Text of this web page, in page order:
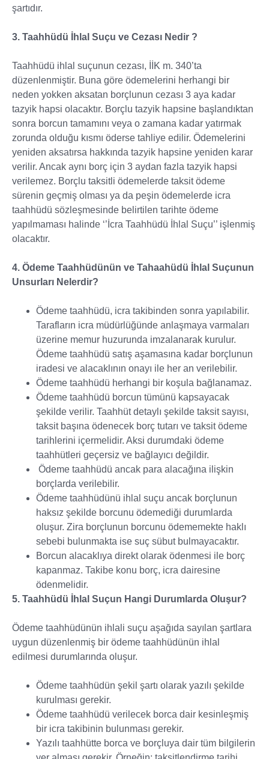
şartıdır.
3. Taahhüdü İhlal Suçu ve Cezası Nedir ?
Taahhüdü ihlal suçunun cezası, İİK m. 340’ta
düzenlenmiştir. Buna göre ödemelerini herhangi bir
neden yokken aksatan borçlunun cezası 3 aya kadar
tazyik hapsi olacaktır. Borçlu tazyik hapsine başlandıktan
sonra borcun tamamını veya o zamana kadar yatırmak
zorunda olduğu kısmı öderse tahliye edilir. Ödemelerini
yeniden aksatırsa hakkında tazyik hapsine yeniden karar
verilir. Ancak aynı borç için 3 aydan fazla tazyik hapsi
verilemez. Borçlu taksitli ödemelerde taksit ödeme
sürenin geçmiş olması ya da peşin ödemelerde icra
taahhüdü sözleşmesinde belirtilen tarihte ödeme
yapılmaması halinde ‘’İcra Taahhüdü İhlal Suçu’’ işlenmiş
olacaktır.
4. Ödeme Taahhüdünün ve Tahaahüdü İhlal Suçunun
Unsurları Nelerdir?
Ödeme taahhüdü, icra takibinden sonra yapılabilir.
Tarafların icra müdürlüğünde anlaşmaya varmaları
üzerine memur huzurunda imzalanarak kurulur.
Ödeme taahhüdü satış aşamasına kadar borçlunun
iradesi ve alacaklının onayı ile her an verilebilir.
Ödeme taahhüdü herhangi bir koşula bağlanamaz.
Ödeme taahhüdü borcun tümünü kapsayacak
şekilde verilir. Taahhüt detaylı şekilde taksit sayısı,
taksit başına ödenecek borç tutarı ve taksit ödeme
tarihlerini içermelidir. Aksi durumdaki ödeme
taahhütleri geçersiz ve bağlayıcı değildir.
Ödeme taahhüdü ancak para alacağına ilişkin
borçlarda verilebilir.
Ödeme taahhüdünü ihlal suçu ancak borçlunun
haksız şekilde borcunu ödemediği durumlarda
oluşur. Zira borçlunun borcunu ödememekte haklı
sebebi bulunmakta ise suç sübut bulmayacaktır.
Borcun alacaklıya direkt olarak ödenmesi ile borç
kapanmaz. Takibe konu borç, icra dairesine
ödenmelidir.
5. Taahhüdü İhlal Suçun Hangi Durumlarda Oluşur?
Ödeme taahhüdünün ihlali suçu aşağıda sayılan şartlara
uygun düzenlenmiş bir ödeme taahhüdünün ihlal
edilmesi durumlarında oluşur.
Ödeme taahhüdün şekil şartı olarak yazılı şekilde
kurulması gerekir.
Ödeme taahhüdü verilecek borca dair kesinleşmiş
bir icra takibinin bulunması gerekir.
Yazılı taahhütte borca ve borçluya dair tüm bilgilerin